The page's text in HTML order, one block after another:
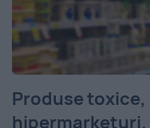
Produse
hipermarketuri.